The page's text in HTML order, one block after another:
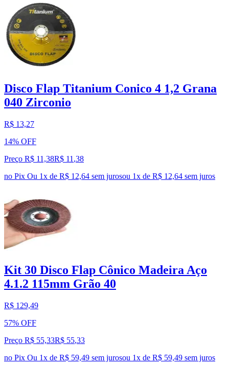
Disco Flap Titanium Conico 4 1,2 Grana
040 Zirconio
R$ 13,27
14% OFF
Preço R$ 11,38R$ 11 ,38
no Pix Ou 1x de R$ 12,64 sem jurosou 1x de R$ 12,64 sem juros
Kit 30 Disco Flap Cônico Madeira Aço
4.1.2 115mm Grão 40
R$ 129,49
57% OFF
Preço R$ 55,33R$ 55,33
no Pix Ou 1x de R$ 59,49 sem jurosou 1x de R$ 59,49 sem juros